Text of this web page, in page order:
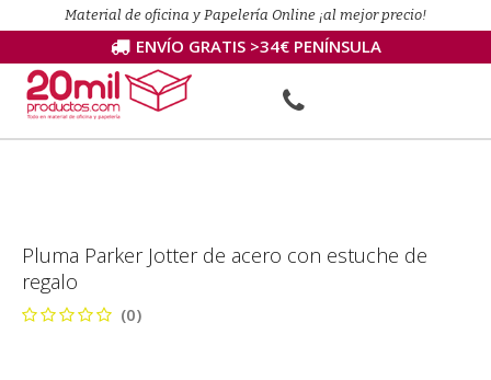
Material de oficina y Papelería Online ¡al mejor precio!
ENVÍO GRATIS >34€ PENÍNSULA
Pluma Parker Jotter de acero con estuche de
regalo
(0)